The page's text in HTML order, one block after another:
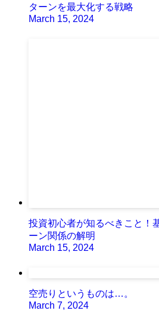
ターンを最大化する戦略
March 15, 2024
投資初心者が知るべきこと！
ーン関係の解明
March 15, 2024
空売りというものは…。
March 7, 2024